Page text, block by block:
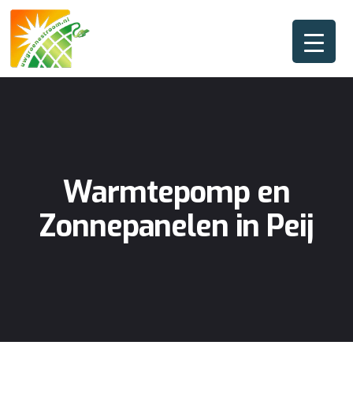
Warmtepomp en
Zonnepanelen in Peij